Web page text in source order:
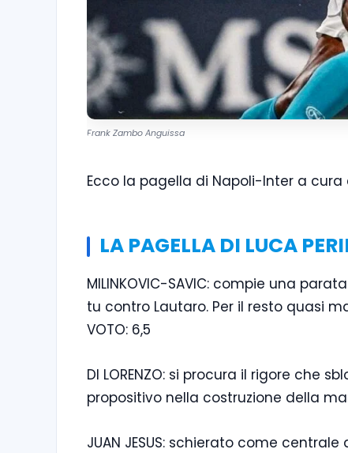
Frank Zambo Anguissa
Ecco la pagella di Napoli-Inter a cura
LA PAGELLA DI LUCA
MILINKOVIC-SAVIC: compie una
tu contro Lautaro. Per il resto quasi
VOTO: 6,5
DI LORENZO: si procura il rigore che
propositivo nella costruzione della
JUAN JESUS: schierato come